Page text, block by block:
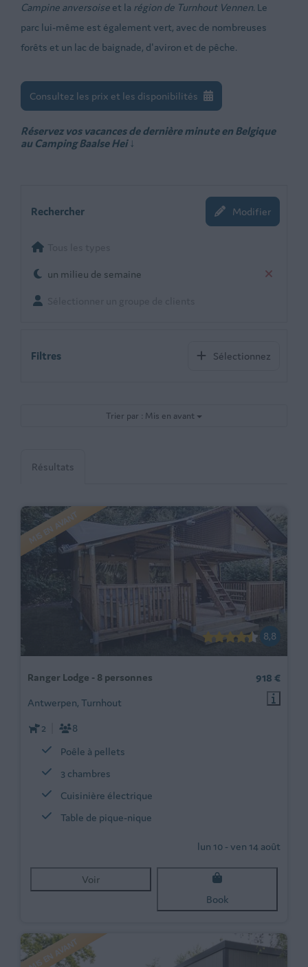
Campine anversoise et la région de Turnhout Vennen. Le
parc lui-même est également vert, avec de nombreuses
forêts et un lac de baignade, d'aviron et de pêche.
Consultez les prix et les disponibilités
Réservez vos vacances de dernière minute en Belgique
au Camping Baalse Hei ↓
Rechercher Modifier
un milieu de semaine
Filtres Sélectionnez
Trier par : Mis en avant
Résultats
MIS EN AVANT
8,8
918 €
Ranger Lodge - 8 personnes
Antwerpen, Turnhout
2
8
Poêle à pellets
3 chambres
Cuisinière électrique
Table de pique-nique
lun 10 - ven 14 août
Voir
Book
MIS EN AVANT